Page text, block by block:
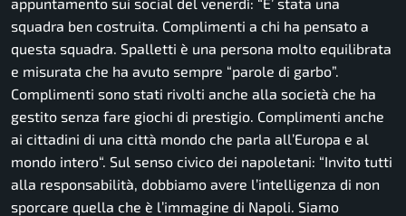
squadra ben costruita. Complimenti a chi ha pensato a
questa squadra. Spalletti è una persona molto equilibrata
e misurata che ha avuto sempre “parole di garbo”.
Complimenti sono stati rivolti anche alla società che ha
gestito senza fare giochi di prestigio. Complimenti anche
ai cittadini di una città mondo che parla all’Europa e al
mondo intero“. Sul senso civico dei napoletani: “Invito tutti
alla responsabilità, dobbiamo avere l’intelligenza di non
sporcare quella che è l’immagine di Napoli. Siamo